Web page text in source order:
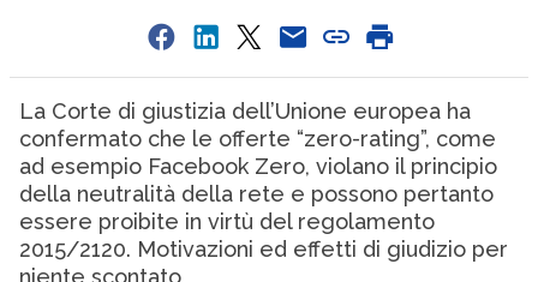
La Corte di giustizia dell’Unione europea ha
confermato che le offerte “zero-rating”, come
ad esempio Facebook Zero, violano il principio
della neutralità della rete e possono pertanto
essere proibite in virtù del regolamento
2015/2120. Motivazioni ed effetti di giudizio per
niente scontato